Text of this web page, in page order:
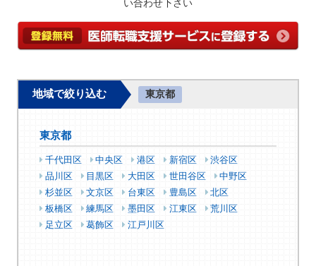
い合わせ下さい
地域で絞り込む 東京都
東京都
千代田区 中央区 港区 新宿区
渋谷区
品川区
目黒区 大田区 世田谷区
中野区
杉並区
文京区 台東区 豊島区
北区
板橋区
練馬区 墨田区 江東区
荒川区
足立区
葛飾区 江戸川区